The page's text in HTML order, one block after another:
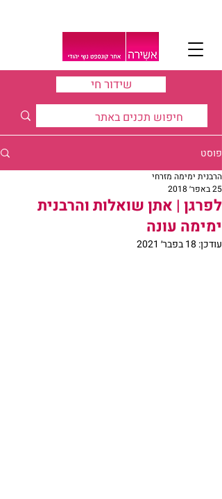
שידור חי
פוסט
לפרגן | אתן שואלות והרבנית
ימימה עונה
הרבנית ימימה מזרחי
25 באפר׳ 2018
עודכן: 18 בפבר׳ 2021